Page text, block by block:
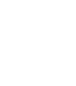
ALL'ALLEGATO